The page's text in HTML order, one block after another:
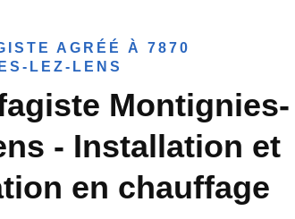
AGRÉÉ À 7870
LEZ-LENS
Montignies-
- Installation et
en chauffage